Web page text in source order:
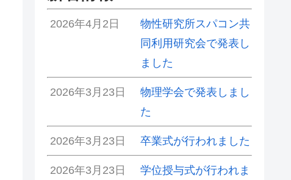
2026年4月2日
物性研究所スパコン共
同利用研究会で発表し
ました
2026年3月23日
物理学会で発表しまし
た
2026年3月23日 卒業式が行われました
2026年3月23日
学位授与式が行われま